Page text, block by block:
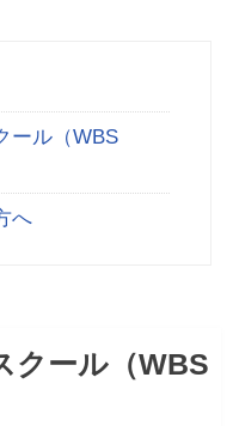
ール（WBS
へ
クール（WBS